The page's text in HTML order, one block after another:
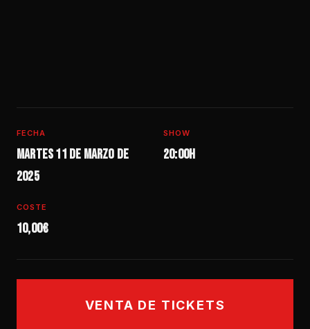
FECHA
Martes 11 de marzo de
2025
SHOW
20:00h
COSTE
10,00€
VENTA DE TICKETS